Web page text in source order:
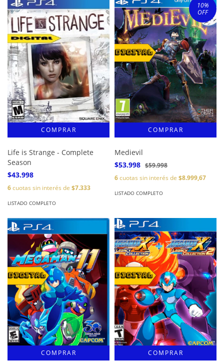
Life is Strange - Complete
Season
$43.998
6cuotas sin interés de $7.333
LISTADO COMPLETO
10%
OFF
Medievil
$53.998 $59.998
6cuotas sin interés de $8.999,67
LISTADO COMPLETO